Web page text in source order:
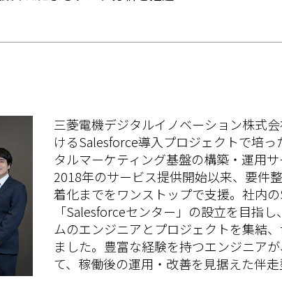
三菱電機デジタルイノベーション株式
けるSalesforce導入プロジェクトで培
タルマーケティング基盤の構築・運用サ
2018年のサービス提供開始以来、要件
着化までをワンストップで支援。社内
「Salesforceセンター」の設立を目指
ムのエンジニアとプロジェクトを集結
ました。豊富な経験を持つエンジニア
て、稼働後の運用・改善を見据えた伴走